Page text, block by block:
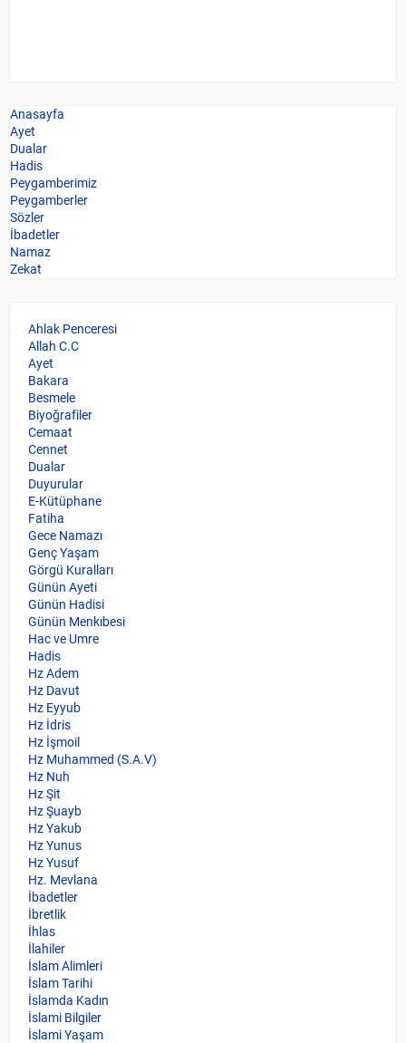
Anasayfa
Ayet
Dualar
Hadis
Peygamberimiz
Peygamberler
Sözler
İbadetler
Namaz
Zekat
Ahlak Penceresi
Allah C.C
Ayet
Bakara
Besmele
Biyoğrafiler
Cemaat
Cennet
Dualar
Duyurular
E-Kütüphane
Fatiha
Gece Namazı
Genç Yaşam
Görgü Kuralları
Günün Ayeti
Günün Hadisi
Günün Menkıbesi
Hac ve Umre
Hadis
Hz Adem
Hz Davut
Hz Eyyub
Hz İdris
Hz İşmoil
Hz Muhammed (S.A.V)
Hz Nuh
Hz Şit
Hz Şuayb
Hz Yakub
Hz Yunus
Hz Yusuf
Hz. Mevlana
İbadetler
İbretlik
İhlas
İlahiler
İslam Alimleri
İslam Tarihi
İslamda Kadın
İslami Bilgiler
İslami Yaşam